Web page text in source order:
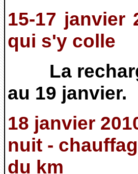
15-17 janvier
qui s'y colle
La
au 19 janvier.
18 janvier
nuit -
du km